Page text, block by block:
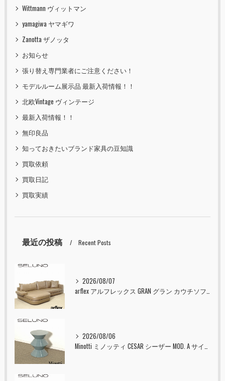
Wittmann ヴィットマン
yamagiwa ヤマギワ
Zanotta ザノッタ
お知らせ
張り替え専門業者にご注意ください！
モデルルーム展示品 最新入荷情報！！
北欧Vintage ヴィンテージ
最新入荷情報！！
無印良品
知っておきたいブランド家具の豆知識
買取依頼
買取日記
買取実績
最近の投稿 Recent Posts
2026/08/07
2026/08/06